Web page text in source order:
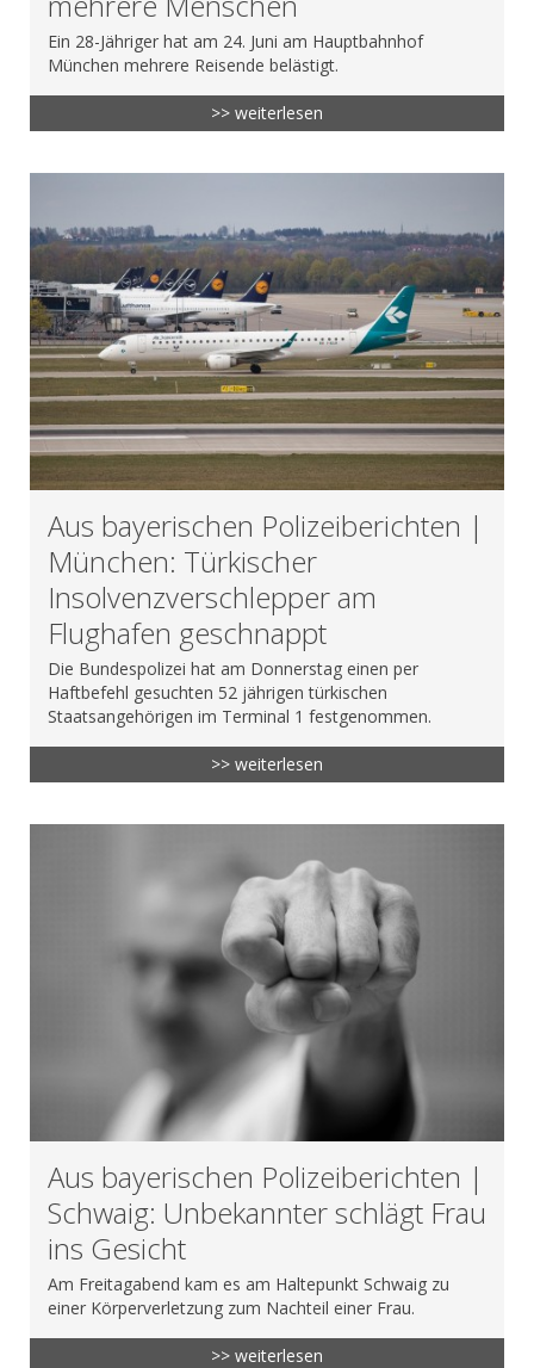
Ein 28-Jähriger hat am 24. Juni am Hauptbahnhof
München mehrere Reisende belästigt.
>> weiterlesen
Aus bayerischen Polizeiberichten |
München: Türkischer
Insolvenzverschlepper am
Flughafen geschnappt
Die Bundespolizei hat am Donnerstag einen per
Haftbefehl gesuchten 52 jährigen türkischen
Staatsangehörigen im Terminal 1 festgenommen.
>> weiterlesen
Aus bayerischen Polizeiberichten |
Schwaig: Unbekannter schlägt Frau
ins Gesicht
Am Freitagabend kam es am Haltepunkt Schwaig zu
einer Körperverletzung zum Nachteil einer Frau.
>> weiterlesen